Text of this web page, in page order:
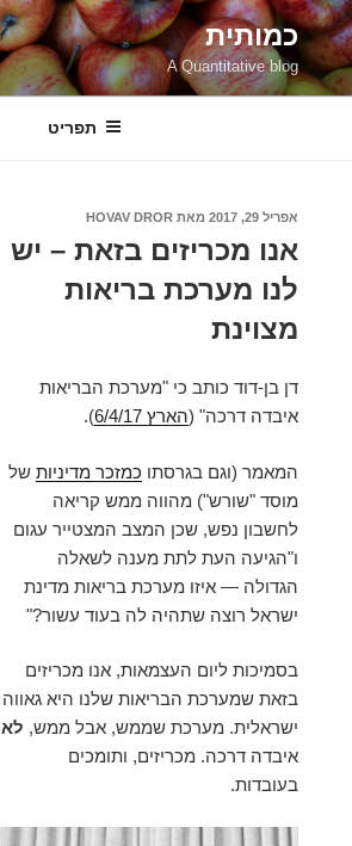
דילוג
לתוכן
כמותית
A Quantitative blog
תפריט
פורסם
אפריל 29, 2017 מאת HOVAV DROR
אנו מכריזים בזאת – יש
לנו מערכת בריאות
מצוינת‎
דן בן-דוד כותב כי "מערכת הבריאות
איבדה דרכה" (הארץ 6/4/17 ).
המאמר (וגם בגרסתו כמזכר מדיניות של
מוסד "שורש") מהווה ממש קריאה
לחשבון נפש, שכן המצב המצטייר עגום
ו"הגיעה העת לתת מענה לשאלה
הגדולה — איזו מערכת בריאות מדינת
ישראל רוצה שתהיה לה בעוד עשור?"
בסמיכות ליום העצמאות, אנו מכריזים
בזאת שמערכת הבריאות שלנו היא גאווה
ישראלית. מערכת שממש, אבל ממש, לא
איבדה דרכה. מכריזים, ותומכים
בעובדות.